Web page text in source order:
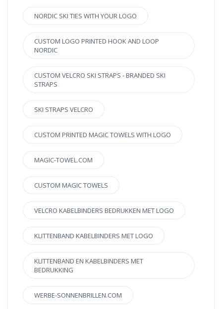
NORDIC SKI TIES WITH YOUR LOGO
CUSTOM LOGO PRINTED HOOK AND LOOP
NORDIC
CUSTOM VELCRO SKI STRAPS - BRANDED SKI
STRAPS
SKI STRAPS VELCRO
CUSTOM PRINTED MAGIC TOWELS WITH LOGO
MAGIC-TOWEL.COM
CUSTOM MAGIC TOWELS
VELCRO KABELBINDERS BEDRUKKEN MET LOGO
KLITTENBAND KABELBINDERS MET LOGO
KLITTENBAND EN KABELBINDERS MET
BEDRUKKING
WERBE-SONNENBRILLEN.COM